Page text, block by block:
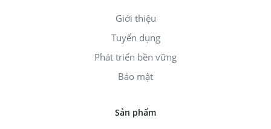
Giới thiệu
Tuyển dụng
Phát triển bền vững
Bảo mật
Sản phẩm